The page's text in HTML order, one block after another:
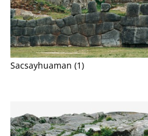
Sacsayhuaman (1)